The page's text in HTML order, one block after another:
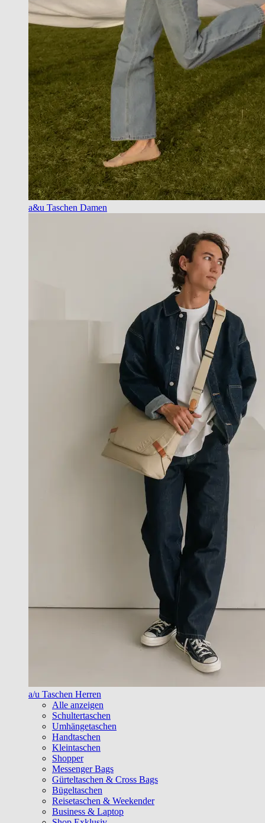
a&u Taschen Damen
a/u Taschen Herren
Alle anzeigen
Schultertaschen
Umhängetaschen
Handtaschen
Kleintaschen
Shopper
Messenger Bags
Gürteltaschen & Cross Bags
Bügeltaschen
Reisetaschen & Weekender
Business & Laptop